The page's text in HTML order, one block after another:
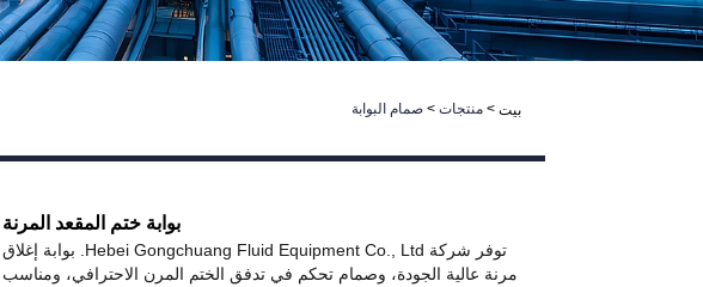
بيت > منتجات > صمام البوابة
بوابة ختم المقعد المرنة
توفر شركة Hebei Gongchuang Fluid Equipment Co., Ltd. بوابة إغلاق
مرنة عالية الجودة، وصمام تحكم في تدفق الختم المرن الاحترافي، ومناسب